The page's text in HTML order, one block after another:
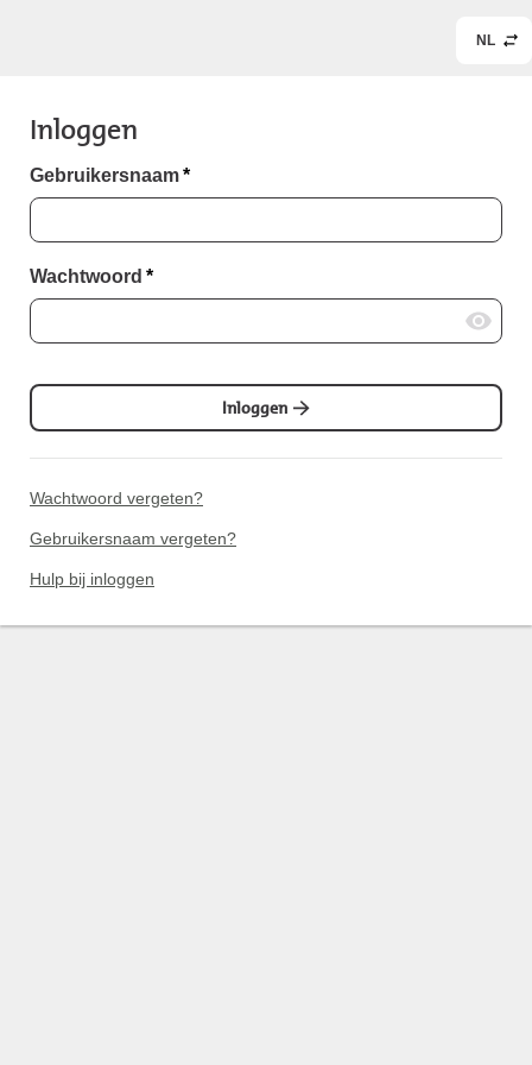
NL
Inloggen
Gebruikersnaam*
Wachtwoord *
Inloggen
Wachtwoord vergeten?
Gebruikersnaam vergeten?
Hulp bij inloggen